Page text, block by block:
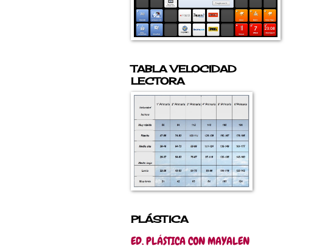
TABLA VELOCIDAD
LECTORA
PLÁSTICA
ED. PLÁSTICA CON MAYALEN